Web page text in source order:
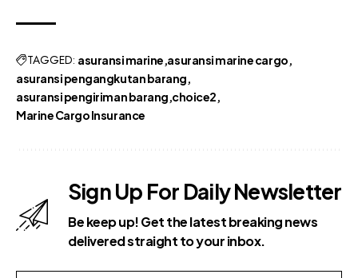
TAGGED: asuransi marine asuransi marine cargo
asuransi pengangkutan barang
asuransi pengiriman barang choice2
Marine Cargo Insurance
Sign Up For Daily Newsletter
Be keep up! Get the latest breaking news
delivered straight to your inbox.